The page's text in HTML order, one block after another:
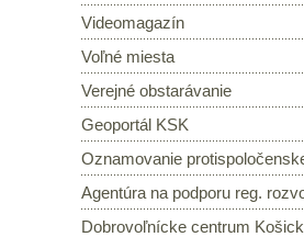
Videomagazín
Voľné miesta
Verejné obstarávanie
Geoportál KSK
Oznamovanie
Agentúra na podporu reg.
Dobrovoľnícke centrum